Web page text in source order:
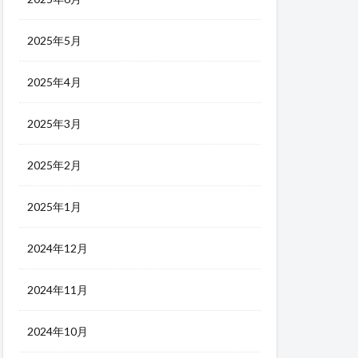
2025年5月
2025年4月
2025年3月
2025年2月
2025年1月
2024年12月
2024年11月
2024年10月